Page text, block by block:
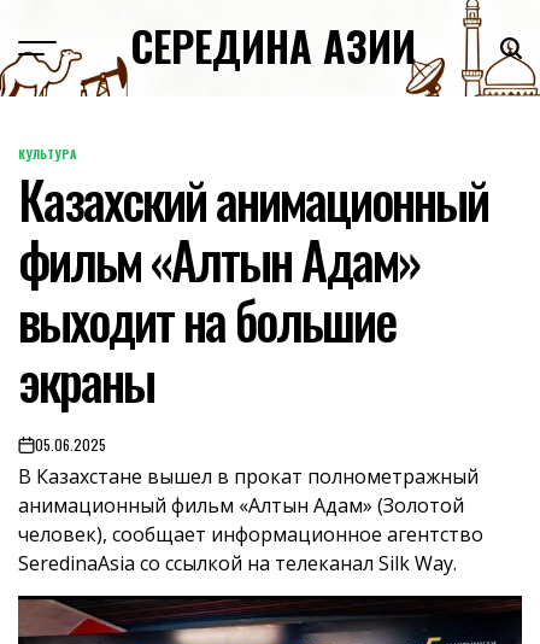
content
СЕРЕДИНА АЗИИ
POSTED
IN
КУЛЬТУРА
Казахский анимационный
фильм «Алтын Адам»
выходит на большие
экраны
on05.06.2025
В Казахстане вышел в прокат полнометражный
анимационный фильм «Алтын Адам» (Золотой
человек), сообщает информационное агентство
SeredinaAsia со ссылкой на телеканал Silk Way.